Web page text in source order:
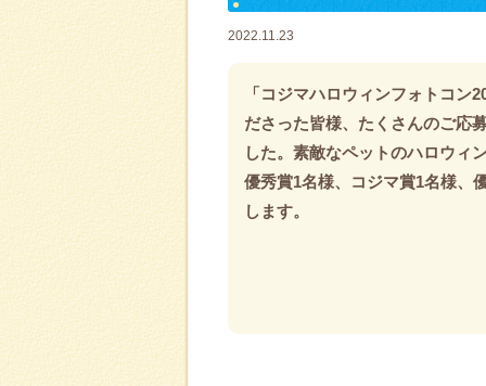
2022.11.23
「コジマハロウィンフォトコン
ださった皆様、たくさんのご応
した。素敵なペットのハロウィ
優秀賞1名様、コジマ賞1名様、
します。